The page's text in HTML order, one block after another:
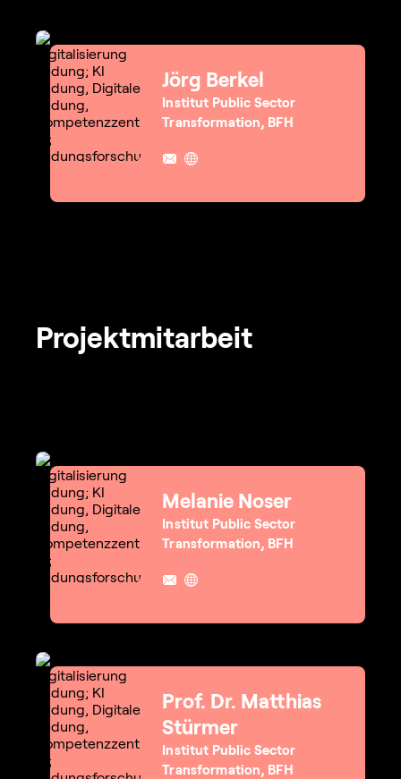
Jörg Berkel
Institut Public Sector
Transformation, BFH
Projektmitarbeit
Melanie Noser
Institut Public Sector
Transformation, BFH
Prof. Dr. Matthias
Stürmer
Institut Public Sector
Transformation, BFH